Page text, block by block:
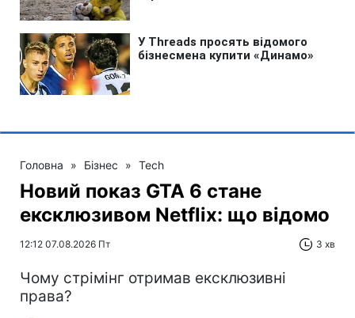
Головна » Бізнес » Tech
Новий показ GTA 6 стане
ексклюзивом Netflix: що відомо
12:12 07.08.2026 Пт 3 хв
Чому стрімінг отримав ексклюзивні
права?